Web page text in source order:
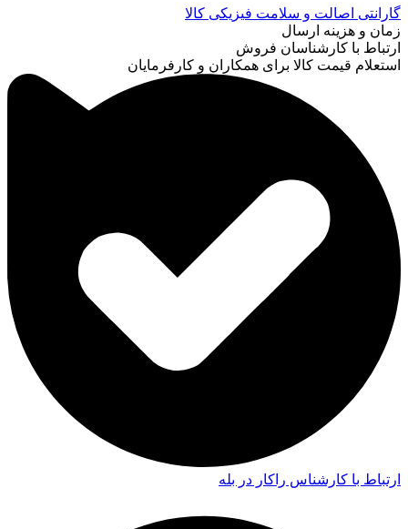
گارانتی اصالت و سلامت فیزیکی کالا
زمان و هزینه ارسال
ارتباط با کارشناسان فروش
استعلام قیمت کالا برای همکاران و کارفرمایان
ارتباط با کارشناس راکار در بله